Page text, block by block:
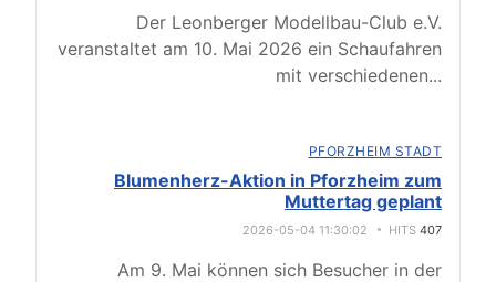
Der Leonberger Modellbau-Club e.V.
veranstaltet am 10. Mai 2026 ein Schaufahren
mit verschiedenen...
PFORZHEIM STADT
Blumenherz-Aktion in Pforzheim zum
Muttertag geplant
2026-05-04 11:30:02 HITS 407
Am 9. Mai können sich Besucher in der